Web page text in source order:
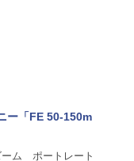
ー「FE 50-150m
ーム ポートレート